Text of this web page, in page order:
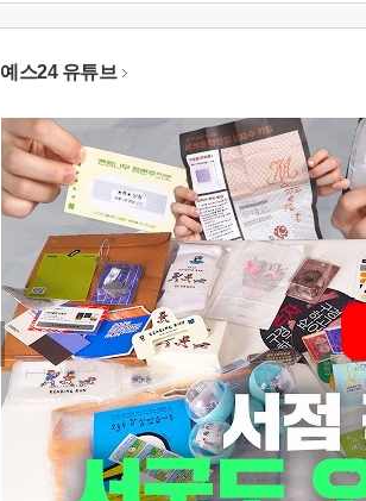
예스24 유튜브